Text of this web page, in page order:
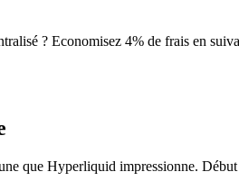
? Economisez 4% de frais en
que Hyperliquid impressionne.